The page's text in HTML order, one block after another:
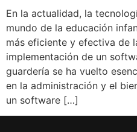
En la actualidad, la
mundo de la educación
más eficiente y efectiva de
implementación de un
guardería se ha vuelto
en la administración y el
un software […]